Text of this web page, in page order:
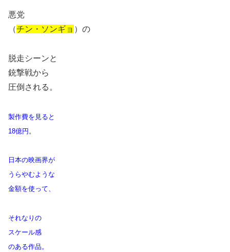
悪党
（チン・ソンギョ ）の
脱走シーンと
銃撃戦から
圧倒される。
製作費を見ると
18億円。
日本の映画界が
うらやむような
金額を使って、
それなりの
スケール感
のある作品。